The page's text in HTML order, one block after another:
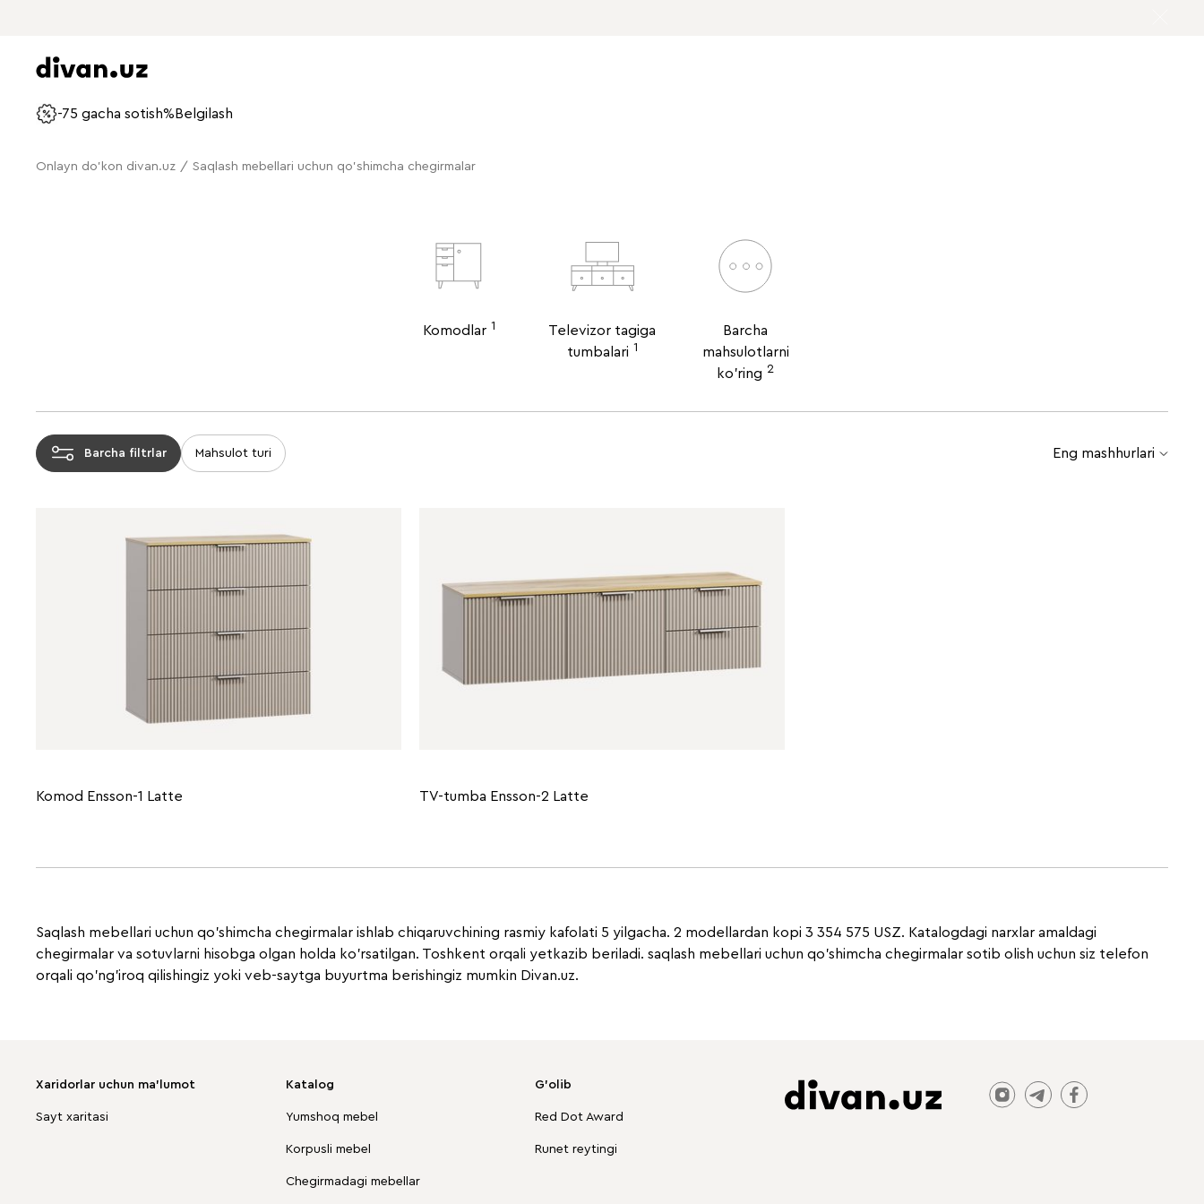
-75 gacha sotish% Belgilash
Onlayn do'kon divan.uz / Saqlash mebellari uchun qo'shimcha chegirmalar
Komodlar 1
Televizor tagiga
tumbalari 1
Barcha
mahsulotlarni
ko'ring 2
Barcha filtrlar Mahsulot turi Eng mashhurlari
Komod Ensson-1 Latte TV-tumba Ensson-2 Latte
Saqlash mebellari uchun qo'shimcha chegirmalar ishlab chiqaruvchining rasmiy kafolati 5 yilgacha. 2 modellardan kopi 3 354 575 USZ. Katalogdagi narxlar amaldagi
chegirmalar va sotuvlarni hisobga olgan holda ko'rsatilgan. Toshkent orqali yetkazib beriladi. saqlash mebellari uchun qo'shimcha chegirmalar sotib olish uchun siz telefon
orqali qo'ng'iroq qilishingiz yoki veb-saytga buyurtma berishingiz mumkin Divan.uz.
Xaridorlar uchun ma'lumot
Sayt xaritasi
Katalog
Yumshoq mebel
Korpusli mebel
Chegirmadagi mebellar
G'olib
Red Dot Award
Runet reytingi